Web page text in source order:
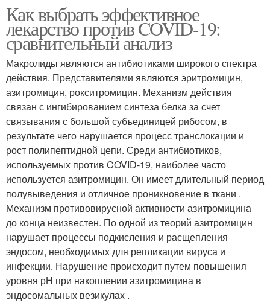
Как выбрать эффективное
лекарство против COVID-19:
сравнительный анализ
Макролиды являются антибиотиками широкого спектра
действия. Представителями являются эритромицин,
азитромицин, рокситромицин. Механизм действия
связан с ингибированием синтеза белка за счет
связывания с большой субъединицей рибосом, в
результате чего нарушается процесс транслокации и
рост полипептидной цепи. Среди антибиотиков,
используемых против COVID-19, наиболее часто
используется азитромицин. Он имеет длительный период
полувыведения и отличное проникновение в ткани .
Механизм противовирусной активности азитромицина
до конца неизвестен. По одной из теорий азитромицин
нарушает процессы подкисления и расщепления
эндосом, необходимых для репликации вируса и
инфекции. Нарушение происходит путем повышения
уровня рН при накоплении азитромицина в
эндосомальных везикулах .